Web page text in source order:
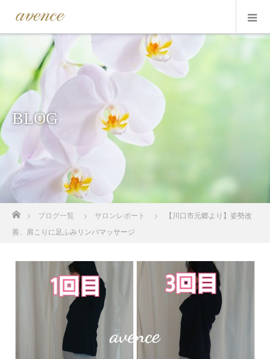
BLOG
ブログ一覧 サロンレポート
【川口市元郷より】姿勢改
善、肩こりに足ふみリンパマッサージ